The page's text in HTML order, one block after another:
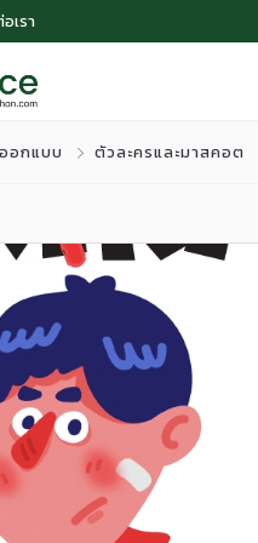
เรา
อกแบบ ตัวละครและมาสคอต